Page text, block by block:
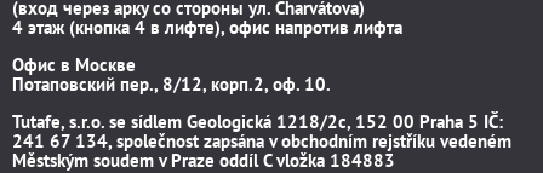
(вход через арку со стороны ул. Charvátova)
4 этаж (кнопка 4 в лифте), офис напротив лифта
Офис в Москве
Потаповский пер., 8/12, корп.2, оф. 10.
Tutafe, s.r.o. se sídlem Geologická 1218/2c, 152 00 Praha 5 IČ:
241 67 134, společnost zapsána v obchodním rejstříku vedeném
Městským soudem v Praze oddíl C vložka 184883